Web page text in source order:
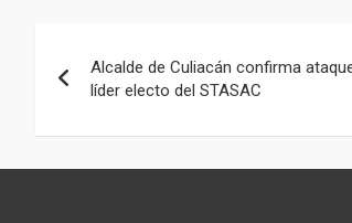
k
p
de
entradas
Alcalde de Culiacán confirma
líder electo del STASAC